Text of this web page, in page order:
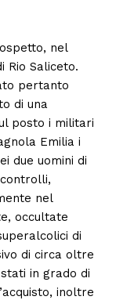
nel
Rio Saliceto.
pertanto
di una
posto i militari
Emilia i
due uomini di
nel
occultate
di
di circa oltre
in grado di
inoltre